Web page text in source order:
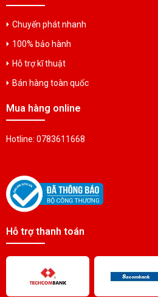
Chuyển phát nhanh
100% bảo hành
Hỗ trợ kĩ thuật
Bán hàng toàn quốc
Mua hàng online
Hotline: 0783611668
Hỗ trợ thanh toán